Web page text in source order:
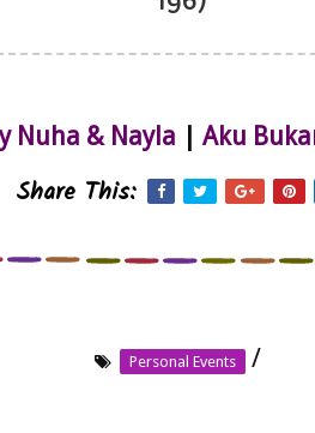
Nuha & Nayla | Aku
Share This:
Personal Events
/